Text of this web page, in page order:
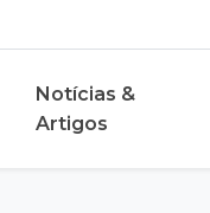
Notícias &
Artigos